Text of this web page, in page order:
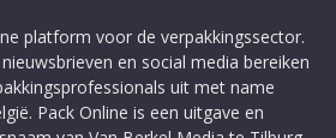
platform voor de verpakkingssector.
en social media bereiken
uit met name
Pack Online is een uitgave en